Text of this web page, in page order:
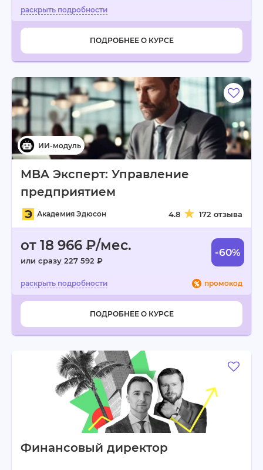
ПОДРОБНЕЕ О КУРСЕ
MBA Эксперт: Управление
предприятием
Академия Эдюсон 4.8 172 отзыва
от 18 966 ₽/мес.
или сразу 227 592 ₽
-60%
промокод
ПОДРОБНЕЕ О КУРСЕ
Финансовый директор